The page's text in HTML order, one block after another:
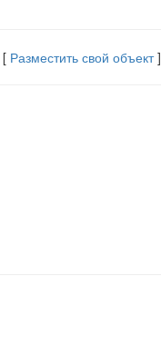
[ Разместить свой объект]